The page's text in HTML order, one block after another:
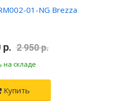
01-NG Brezza
р. 2 950 р.
на складе
Купить